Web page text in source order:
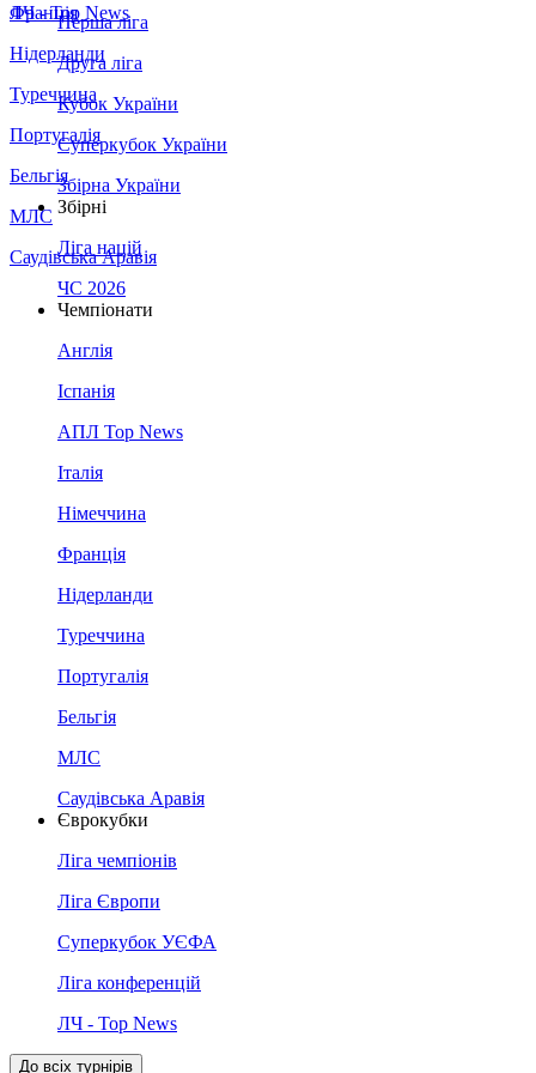
Франція
Нідерланди
Туреччина
Португалія
Бельгія
МЛС
Саудівська Аравія
ЛЧ - Top News
Перша ліга
Друга ліга
Кубок України
Суперкубок України
Збірна України
Збірні
Ліга націй
ЧС 2026
Чемпіонати
Англія
Іспанія
АПЛ Top News
Італія
Німеччина
Франція
Нідерланди
Туреччина
Португалія
Бельгія
МЛС
Саудівська Аравія
Єврокубки
Ліга чемпіонів
Ліга Європи
Суперкубок УЄФА
Ліга конференцій
ЛЧ - Top News
До всіх турнірів